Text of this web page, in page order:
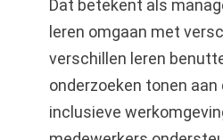
Dat betekent als
leren omgaan met
verschillen leren
onderzoeken tonen aan
inclusieve